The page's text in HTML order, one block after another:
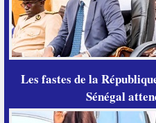
Les fastes de la
Sénégal